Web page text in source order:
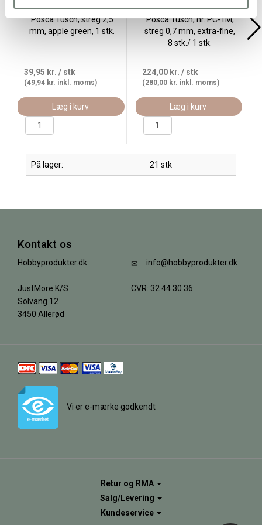
Posca Tusch, streg 2,5
mm, apple green, 1 stk.
39,95 kr. / stk
(49,94 kr. inkl. moms)
Læg i kurv
Posca Tusch, nr. PC-1M,
streg 0,7 mm, extra-fine,
8 stk./ 1 stk.
224,00 kr. / stk
(280,00 kr. inkl. moms)
Læg i kurv
På lager: 21 stk
Kontakt os
Hobbyprodukter.dk
JustMore K/S
Solvang 12
3450 Allerød
info@hobbyprodukter.dk
CVR: 32 44 30 36
Vi er e-mærke godkendt
Retur og RMA
Salg/Levering
Kundeservice